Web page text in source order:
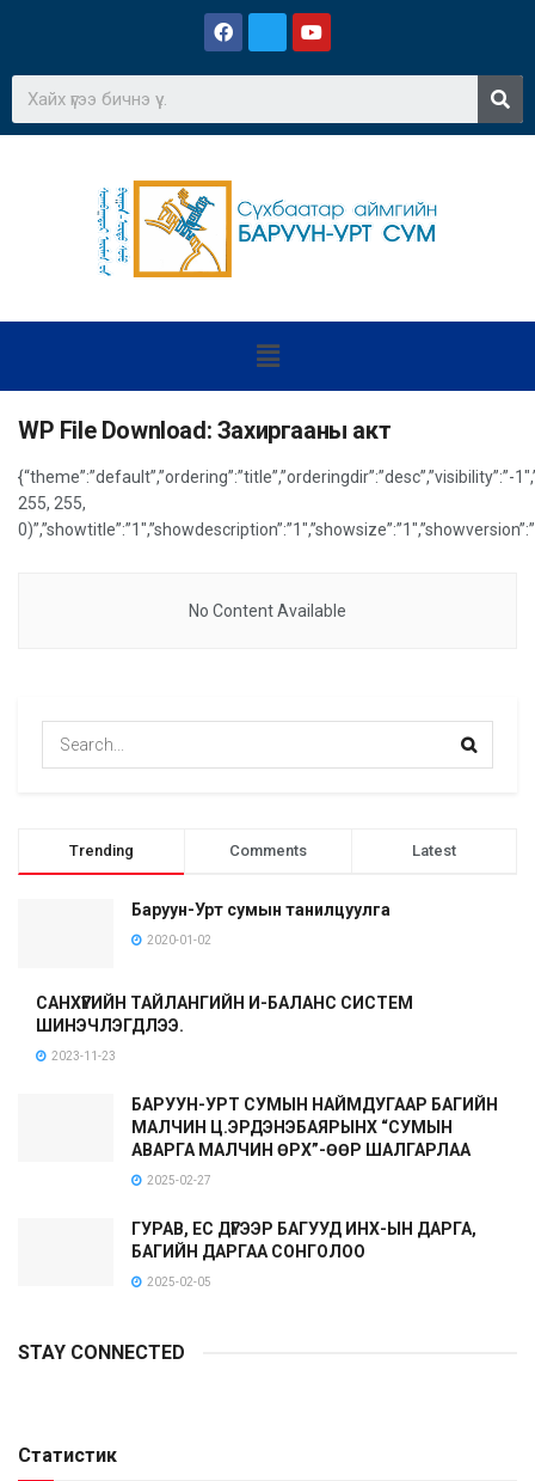
WP File Download: Захиргааны акт
{“theme”:”default”,”ordering”:”title”,”orderingdir”:”desc”,”visibility”:”-
255, 255,
No Content Available
Trending Comments Latest
Баруун-Урт сумын танилцуулга
2020-01-02
САНХҮҮГИЙН ТАЙЛАНГИЙН И-БАЛАНС СИСТЕМ
ШИНЭЧЛЭГДЛЭЭ.
2023-11-23
БАРУУН-УРТ СУМЫН НАЙМДУГААР БАГИЙН
МАЛЧИН Ц.ЭРДЭНЭБАЯРЫНХ “СУМЫН
АВАРГА МАЛЧИН ӨРХ”-ӨӨР ШАЛГАРЛАА
2025-02-27
ГУРАВ, ЕС ДҮГЭЭР БАГУУД ИНХ-ЫН ДАРГА,
БАГИЙН ДАРГАА СОНГОЛОО
2025-02-05
STAY CONNECTED
Статистик